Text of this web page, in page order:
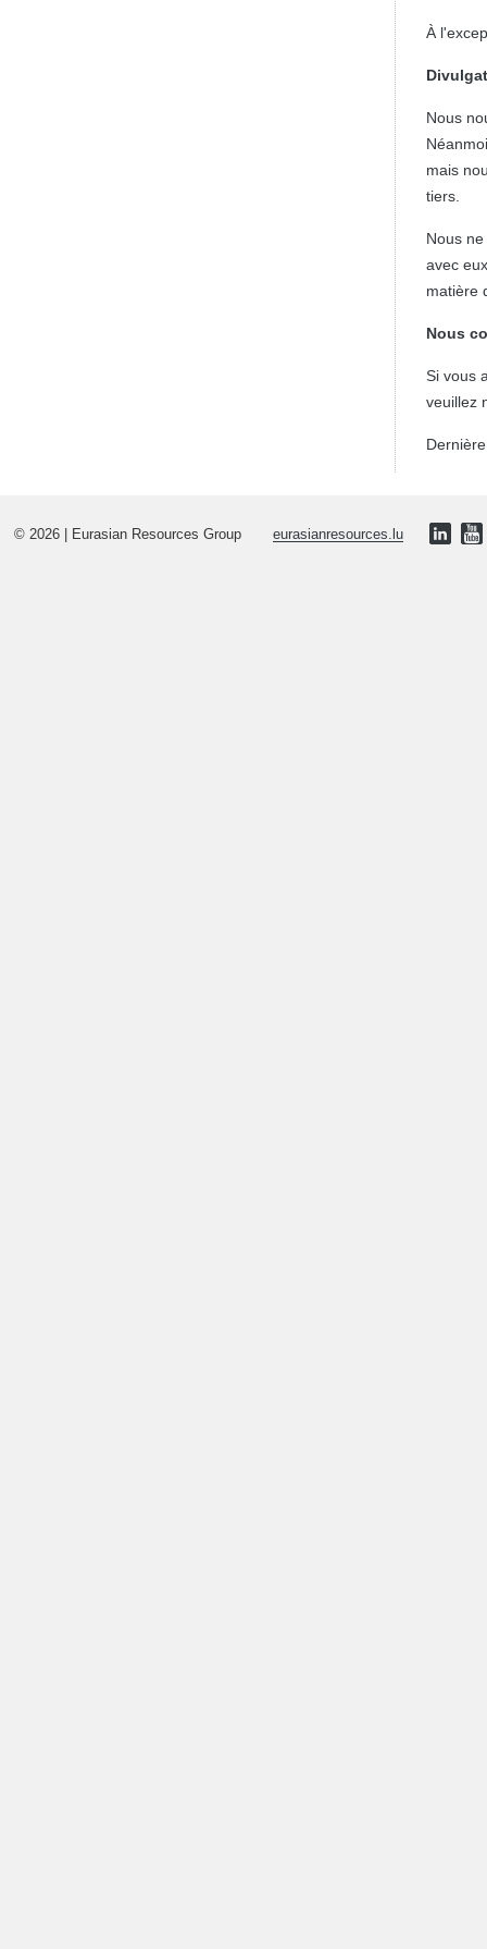
À
Nous
mais
tiers.
Nous
avec
matière
Nous
Si vous
veuillez
© 2026 | Eurasian Resources Group eurasianresources.lu